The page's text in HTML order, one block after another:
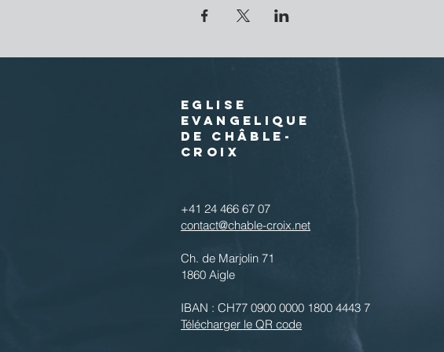
EGLISE
EVANGELIQUE
DE CHÂBLE-
CROIX
+41 24 466 67 07
contact@chable-croix.net
Ch. de Marjolin 71
1860 Aigle
IBAN : CH77 0900 0000 1800 4443 7
Télécharger le QR code